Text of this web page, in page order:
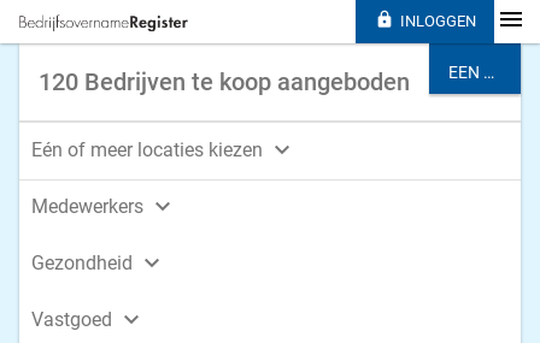
120 Bedrijven te koop aangeboden EEN BRANCHE KIEZEN
Eén of meer locaties kiezen 
Medewerkers 
Gezondheid 
Vastgoed 
 INLOGGEN